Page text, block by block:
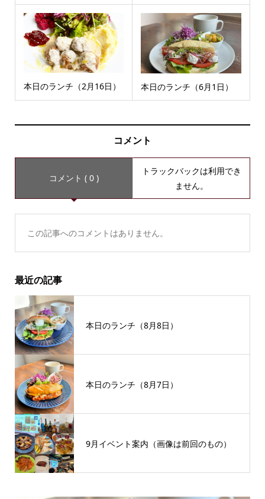
本日のランチ（2月16日） 本日のランチ（6月1日）
コメント
コメント ( 0 )
トラックバックは利用でき
ません。
この記事へのコメントはありません。
最近の記事
本日のランチ（8月8日）
本日のランチ（8月7日）
9月イベント案内（画像は前回のもの）